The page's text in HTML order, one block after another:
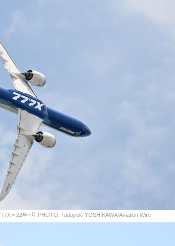
＝22年7月 PHOTO: Tadayuki YOSHIKAWA/Aviation Wire